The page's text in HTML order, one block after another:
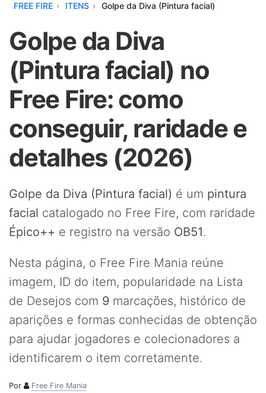
FREE FIRE ITENS Golpe da Diva (Pintura facial)
Golpe da Diva
(Pintura facial) no
Free Fire: como
conseguir, raridade e
detalhes (2026)
Golpe da Diva (Pintura facial) é um pintura
facial catalogado no Free Fire, com raridade
Épico++ e registro na versão OB51.
Nesta página, o Free Fire Mania reúne
imagem, ID do item, popularidade na Lista
de Desejos com 9 marcações, histórico de
aparições e formas conhecidas de obtenção
para ajudar jogadores e colecionadores a
identificarem o item corretamente.
Por
Free Fire Mania